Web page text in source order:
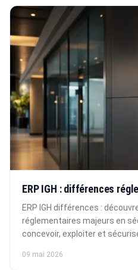
ERP IGH : différences
ERP IGH différences :
réglementaires majeurs en
concevoir, exploiter et
09 mai 2026